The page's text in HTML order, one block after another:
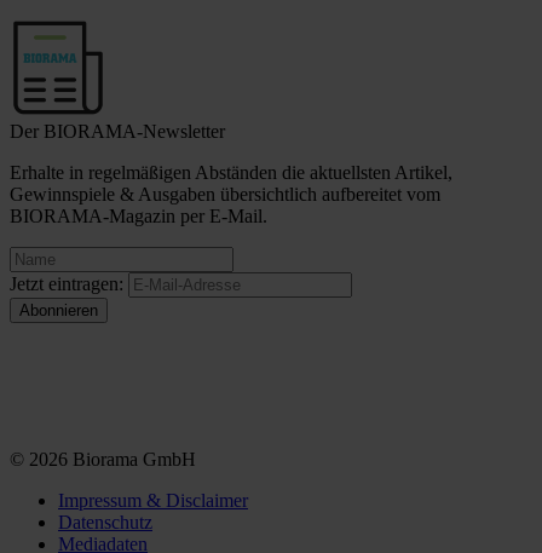
Der BIORAMA-Newsletter
Erhalte in regelmäßigen Abständen die aktuellsten Artikel,
Gewinnspiele & Ausgaben übersichtlich aufbereitet vom
BIORAMA-Magazin per E-Mail.
Jetzt eintragen:
© 2026 Biorama GmbH
Impressum & Disclaimer
Datenschutz
Mediadaten